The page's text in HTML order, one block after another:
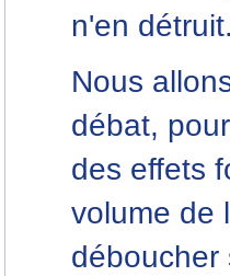
n'en
Nous
débat,
des effets
volume de
déboucher